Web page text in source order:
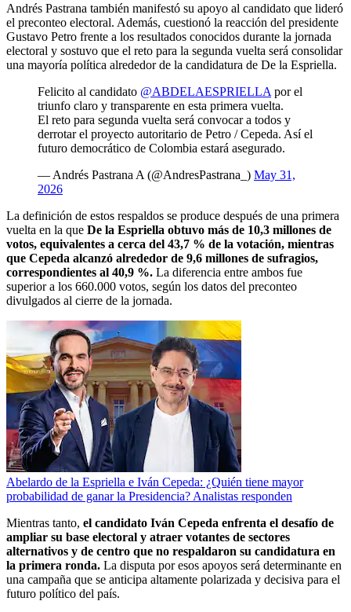
Andrés Pastrana también manifestó su apoyo al candidato que lideró
el preconteo electoral. Además, cuestionó la reacción del presidente
Gustavo Petro frente a los resultados conocidos durante la jornada
electoral y sostuvo que el reto para la segunda vuelta será consolidar
una mayoría política alrededor de la candidatura de De la Espriella.
Felicito al candidato @ABDELAESPRIELLA por el
triunfo claro y transparente en esta primera vuelta.
El reto para segunda vuelta será convocar a todos y
derrotar el proyecto autoritario de Petro / Cepeda. Así el
futuro democrático de Colombia estará asegurado.
— Andrés Pastrana A (@AndresPastrana_) May 31,
2026
La definición de estos respaldos se produce después de una primera
vuelta en la que De la Espriella obtuvo más de 10,3 millones de
votos, equivalentes a cerca del 43,7 % de la votación, mientras
que Cepeda alcanzó alrededor de 9,6 millones de sufragios,
correspondientes al 40,9 %. La diferencia entre ambos fue
superior a los 660.000 votos, según los datos del preconteo
divulgados al cierre de la jornada.
Abelardo de la Espriella e Iván Cepeda: ¿Quién tiene mayor
probabilidad de ganar la Presidencia? Analistas responden
Mientras tanto, el candidato Iván Cepeda enfrenta el desafío de
ampliar su base electoral y atraer votantes de sectores
alternativos y de centro que no respaldaron su candidatura en
la primera ronda. La disputa por esos apoyos será determinante en
una campaña que se anticipa altamente polarizada y decisiva para el
futuro político del país.